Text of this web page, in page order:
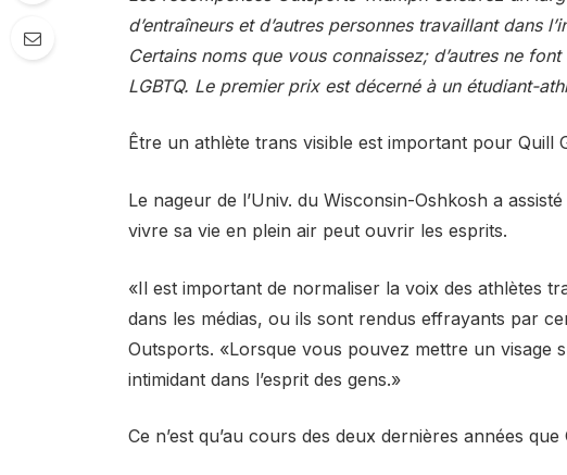
d’entraîneurs et d’autres personnes travaillant dans
Certains noms que vous connaissez; d’autres ne
LGBTQ. Le premier prix est décerné à un étudiant-
Être un athlète trans visible est important pour Quill
Le nageur de l’Univ. du Wisconsin-Oshkosh a
vivre sa vie en plein air peut ouvrir les esprits.
«Il est important de normaliser la voix des athlètes
dans les médias, ou ils sont rendus effrayants par
Outsports. «Lorsque vous pouvez mettre un visage
intimidant dans l’esprit des gens.»
Ce n’est qu’au cours des deux dernières années